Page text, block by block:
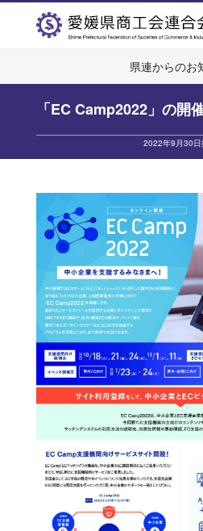
県連からのお
「EC Camp2022」の開
2022年9月30日